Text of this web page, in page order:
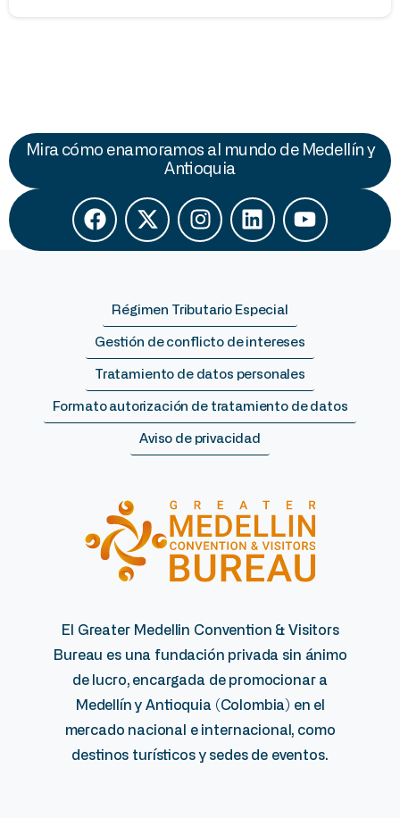
Mira cómo enamoramos al mundo de Medellín y
Antioquia
Régimen Tributario Especial
Gestión de conflicto de intereses
Tratamiento de datos personales
Formato autorización de tratamiento de datos
Aviso de privacidad
El Greater Medellin Convention & Visitors
Bureau es una fundación privada sin ánimo
de lucro, encargada de promocionar a
Medellín y Antioquia (Colombia) en el
mercado nacional e internacional, como
destinos turísticos y sedes de eventos.